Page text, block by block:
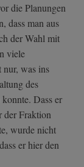
die Planungen
dass man aus
der Wahl mit
viele
was ins
des
Dass er
der Fraktion
wurde nicht
er hier den